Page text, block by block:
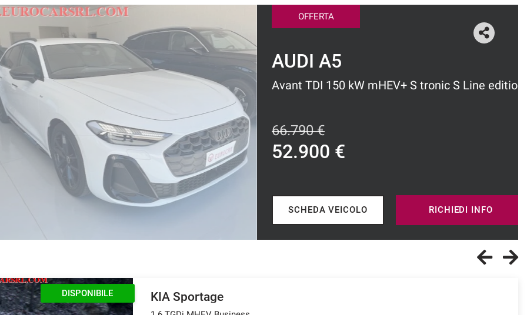
OFFERTA
AUDI A5
Avant TDI 150 kW mHEV+ S tronic S Line edition
66.790 €
52.900 €
SCHEDA VEICOLO RICHIEDI INFO
DISPONIBILE KIA Sportage